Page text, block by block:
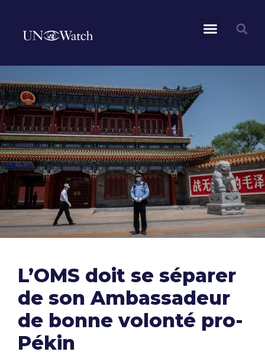
L’OMS doit se séparer
de son Ambassadeur
de bonne volonté pro-
Pékin